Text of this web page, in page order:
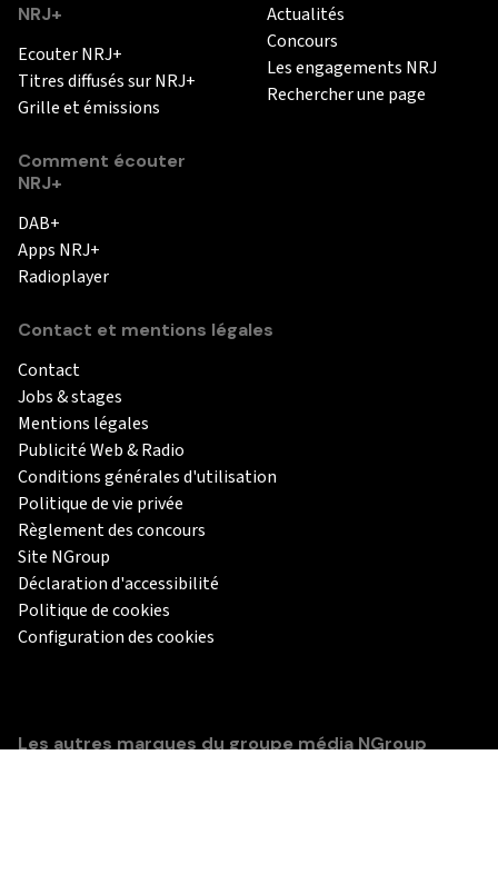
NRJ+
Ecouter NRJ+
Titres diffusés sur NRJ+
Grille et émissions
Comment écouter
NRJ+
DAB+
Apps NRJ+
Radioplayer
Actualités
Concours
Les engagements NRJ
Rechercher une page
Contact et mentions légales
Contact
Jobs & stages
Mentions légales
Publicité Web & Radio
Conditions générales d'utilisation
Politique de vie privée
Règlement des concours
Site NGroup
Déclaration d'accessibilité
Politique de cookies
Configuration des cookies
Les autres marques du groupe média NGroup